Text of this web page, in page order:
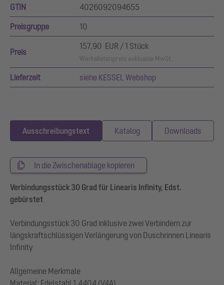
GTIN 4026092094655
Preisgruppe 10
Preis
157,90 EUR / 1 Stück
Werkslistenpreis exklusive MwSt.
Lieferzeit siehe KESSEL Webshop
Ausschreibungstext Katalog Downloads
In die Zwischenablage kopieren
Verbindungsstück 30 Grad für Linearis Infinity, Edst.
gebürstet
Verbindungsstück 30 Grad inklusive zwei Verbindern zur
längskraftschlüssigen Verlängerung von Duschrinnen Linearis
Infinity
Allgemeine Merkmale
Material: Edelstahl 1.4404 (V4A)